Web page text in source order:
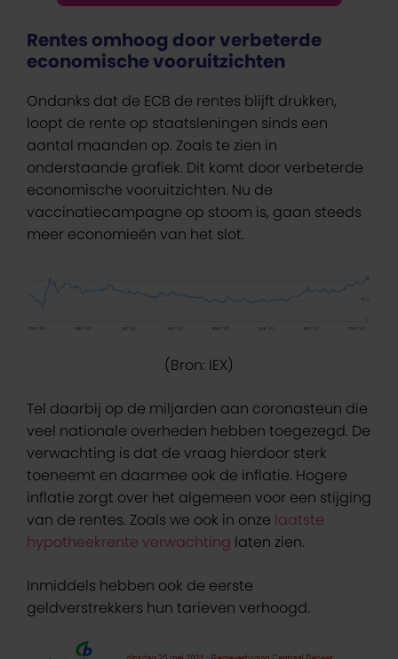
Rentes omhoog door verbeterde
economische vooruitzichten
Ondanks dat de ECB de rentes blijft drukken,
loopt de rente op staatsleningen sinds een
aantal maanden op. Zoals te zien in
onderstaande grafiek. Dit komt door verbeterde
economische vooruitzichten. Nu de
vaccinatiecampagne op stoom is, gaan steeds
meer economieën van het slot.
(Bron: IEX)
Tel daarbij op de miljarden aan coronasteun die
veel nationale overheden hebben toegezegd. De
verwachting is dat de vraag hierdoor sterk
toeneemt en daarmee ook de inflatie. Hogere
inflatie zorgt over het algemeen voor een stijging
van de rentes. Zoals we ook in onze laatste
hypotheekrente verwachting laten zien.
Inmiddels hebben ook de eerste
geldverstrekkers hun tarieven verhoogd.